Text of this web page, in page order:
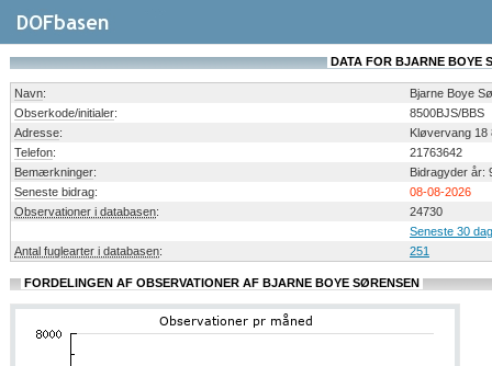
DATA FOR BJARNE BOYE
Navn:
Bjarne Boye
Obserkode/initialer:
8500BJS/BBS
Adresse:
Kløvervang 18
Telefon:
21763642
Bemærkninger:
Bidragyder år:
Seneste bidrag:
08-08-2026
Observationer i databasen:
24730
Seneste 30
Antal fuglearter i databasen: 251
FORDELINGEN AF OBSERVATIONER AF BJARNE BOYE SØRENSEN